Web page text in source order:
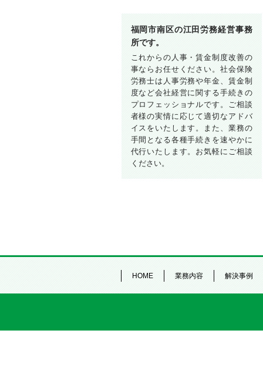
福岡市南区の江田労務経営事務
所です。
これからの人事・賃金制度改善の
事ならお任せください。社会保険
労務士は人事労務や年金、賃金制
度など会社経営に関する手続きの
プロフェッショナルです。ご相談
者様の実情に応じて適切なアドバ
イスをいたします。また、業務の
手間となる各種手続きを速やかに
代行いたします。お気軽にご相談
ください。
HOME 業務内容 解決事例